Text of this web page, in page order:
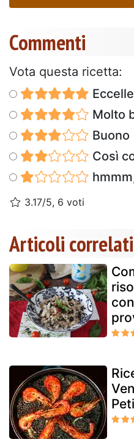
Commenti
Vota questa ricetta:
Molto
Buono
Così
3.17/5, 6 voti
Articoli correlati